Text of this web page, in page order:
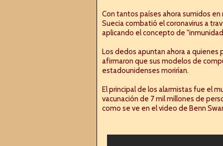
Con tantos países ahora sumidos
Suecia combatió el coronavirus a
aplicando el concepto de
Los dedos apuntan ahora a
afirmaron que sus modelos de
estadounidenses morirían.
El principal de los alarmistas fue el
vacunación de 7 mil millones de
como se ve en el video de Benn